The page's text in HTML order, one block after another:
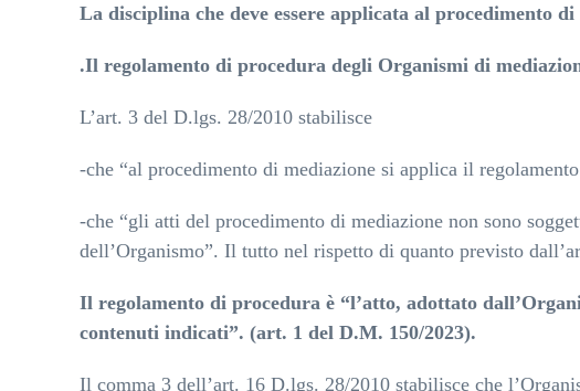
La disciplina che deve essere applicata al procedimento di
.Il regolamento di procedura degli Organismi di
L’art. 3 del D.lgs. 28/2010 stabilisce
-che “al procedimento di mediazione si applica il
-che “gli atti del procedimento di mediazione non sono
dell’Organismo”. Il tutto nel rispetto di quanto previsto
Il regolamento di procedura è “l’atto, adottato
contenuti indicati”. (art. 1 del D.M. 150/2023).
Il comma 3 dell’art. 16 D.lgs. 28/2010 stabilisce che